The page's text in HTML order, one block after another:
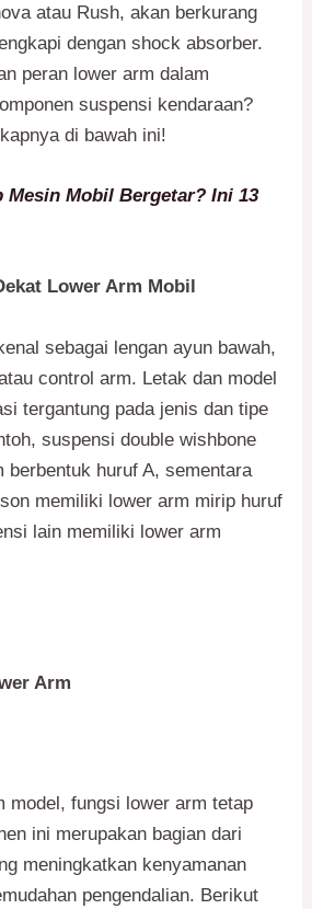
atau Rush, akan berkurang
dengan shock absorber.
peran lower arm dalam
suspensi kendaraan?
di bawah ini!
Mesin Mobil Bergetar? Ini 13
Lower Arm Mobil
sebagai lengan ayun bawah,
control arm. Letak dan model
tergantung pada jenis dan tipe
suspensi double wishbone
berbentuk huruf A, sementara
memiliki lower arm mirip huruf
lain memiliki lower arm
Arm
model, fungsi lower arm tetap
ini merupakan bagian dari
meningkatkan kenyamanan
pengendalian. Berikut